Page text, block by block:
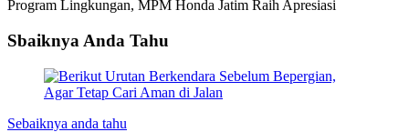
Program Lingkungan, MPM Honda Jatim Raih Apresiasi
Sbaiknya Anda Tahu
Sebaiknya anda tahu